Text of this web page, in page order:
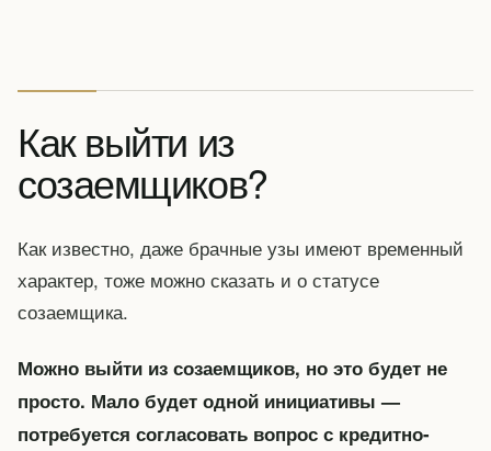
Как выйти из
созаемщиков?
Как известно, даже брачные узы имеют временный
характер, тоже можно сказать и о статусе
созаемщика.
Можно выйти из созаемщиков, но это будет не
просто. Мало будет одной инициативы —
потребуется согласовать вопрос с кредитно-